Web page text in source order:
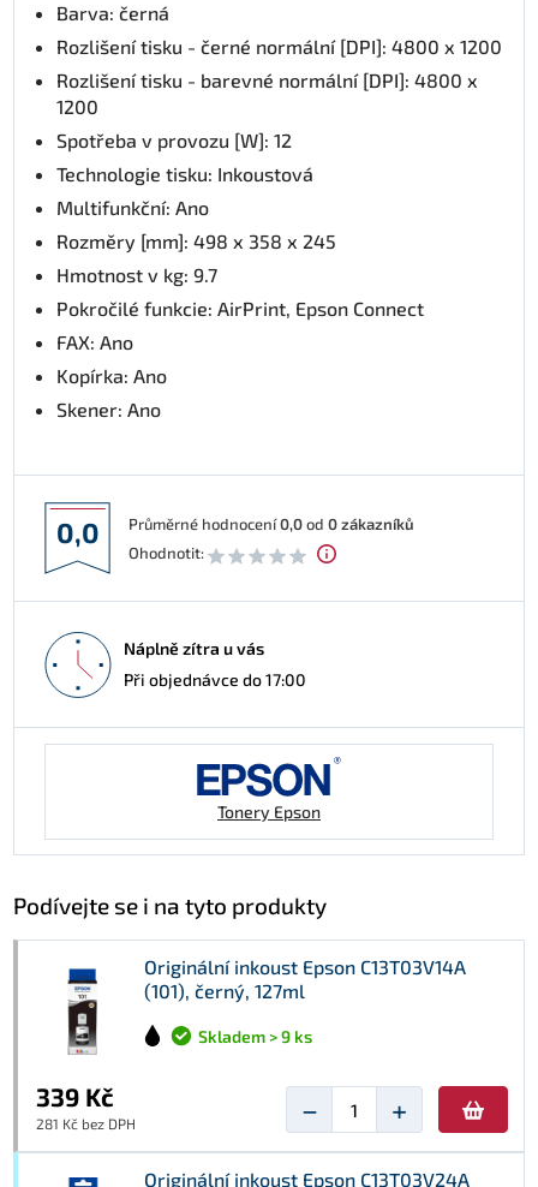
Barva: černá
Rozlišení tisku - černé normální [DPI]: 4800 x 1200
Rozlišení tisku - barevné normální [DPI]: 4800 x
1200
Spotřeba v provozu [W]: 12
Technologie tisku: Inkoustová
Multifunkční: Ano
Rozměry [mm]: 498‎ x 358 x 245
Hmotnost v kg: 9.7
Pokročilé funkcie: AirPrint, Epson Connect
FAX: Ano
Kopírka: Ano
Skener: Ano
0,0 Průměrné hodnocení0,0od 0zákazníků
Ohodnotit:
Náplně zítra u vás
Při objednávce do 17:00
Tonery Epson
Podívejte se i na tyto produkty
Originální inkoust Epson C13T03V14A
(101), černý, 127ml
Skladem > 9 ks
339 Kč
281 Kč bez DPH − +
Originální inkoust Epson C13T03V24A